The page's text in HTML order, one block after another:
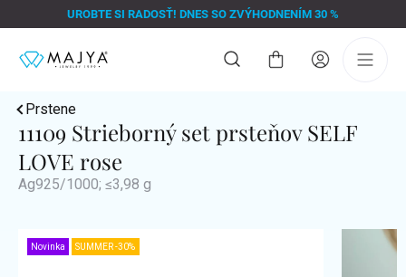
na
UROBTE SI RADOSŤ! DNES SO ZVÝHODNENÍM 30 %
Nákupný
Prstene
11109 Strieborný set prsteňov SELF
LOVE rose
Ag925/1000; ≤3,98 g
Novinka SUMMER -30%